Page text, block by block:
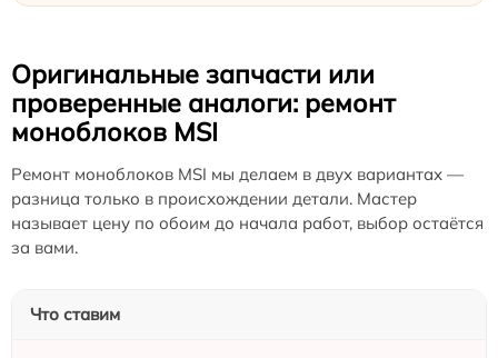
Оригинальные запчасти или
проверенные аналоги: ремонт
моноблоков MSI
Ремонт моноблоков MSI мы делаем в двух вариантах —
разница только в происхождении детали. Мастер
называет цену по обоим до начала работ, выбор остаётся
за вами.
Что ставим